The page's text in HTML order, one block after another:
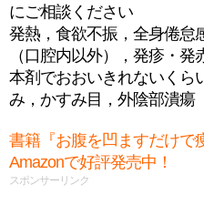
にご相談ください
発熱，食欲不振，全身倦怠
（口腔内以外），発疹・
本剤でおおいきれないくら
み，かすみ目，外陰部潰瘍
書籍『お腹を凹ますだけで
Amazonで好評発売中！
スポンサーリンク